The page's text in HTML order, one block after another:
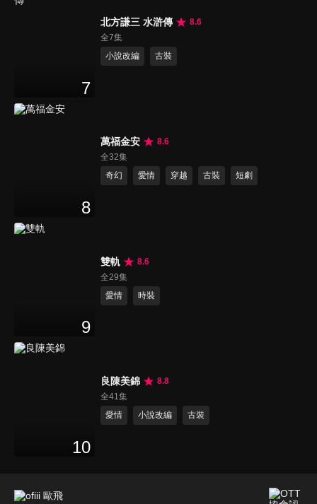
7
北方謙三 水滸傳
8.6
全7集
小說改編
古裝
8
萬福金安
8.6
全32集
奇幻
愛情 穿越 古裝 短劇
9
雙軌
8.6
全29集
愛情
時裝
10
良陳美錦
8.8
全41集
愛情
小說改編 古裝